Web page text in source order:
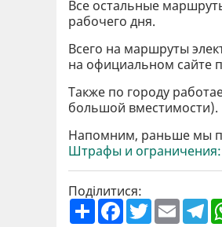
Все остальные
рабочего дня.
Всего на маршруты
на официальном сайте
Также по городу
большой вместимости).
Напомним, раньше мы
Штрафы и ограничения:
Поділитися:
П
о
F
a
T
w
E
m
T
e